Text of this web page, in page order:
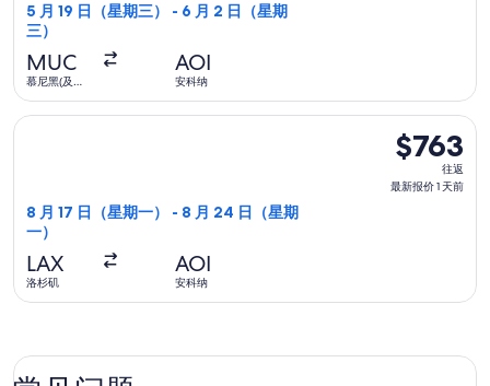
8
时
前
5 月 19 日（星期三） - 6 月 2 日（星期
三）
MUC
慕尼黑(及邻
AOI
安科纳
$763
往
返,
1
前
$763
往返
最新报价 1 天前
8 月 17 日（星期一） - 8 月 24 日（星期
一）
LAX
洛杉矶
AOI
安科纳
选择加拿大航空航班，8 月 17 日（星期一）从洛杉矶前往安